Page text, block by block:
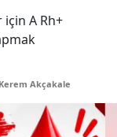
A Rh+
Akçakale